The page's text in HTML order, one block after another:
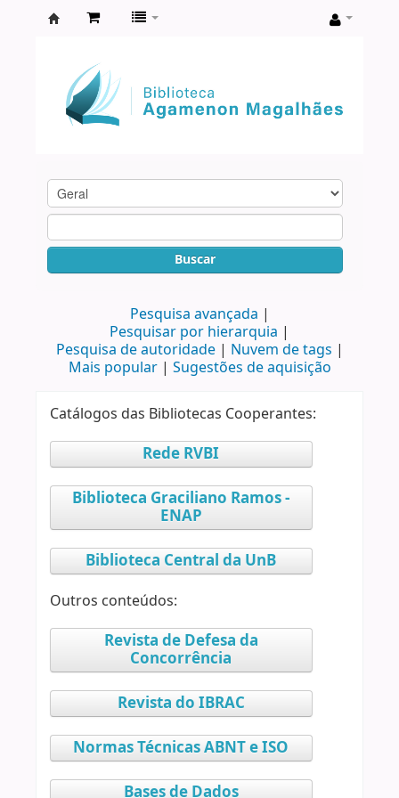
Agamenon
Magalhães
Buscar
Pesquisa avançada
Pesquisar por hierarquia
Pesquisa de autoridade
Nuvem de tags
Mais popular
Sugestões de aquisição
Catálogos das Bibliotecas Cooperantes:
Rede RVBI
Biblioteca Graciliano Ramos -
ENAP
Biblioteca Central da UnB
Outros conteúdos:
Revista de Defesa da
Concorrência
Revista do IBRAC
Normas Técnicas ABNT e ISO
Bases de Dados